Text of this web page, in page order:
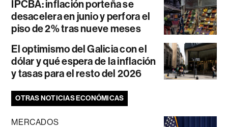
IPCBA: inflación porteña se
desacelera en junio y perfora el
piso de 2% tras nueve meses
El optimismo del Galicia con el
dólar y qué espera de la inflación
y tasas para el resto del 2026
OTRAS NOTICIAS ECONÓMICAS
MERCADOS